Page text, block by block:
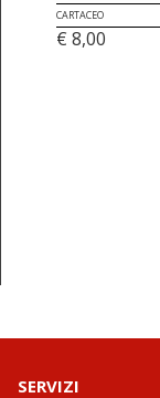
CARTACEO
€ 8,00
SERVIZI